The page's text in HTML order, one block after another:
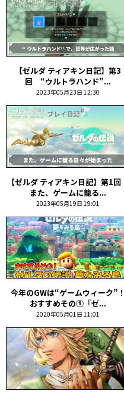
【ゼルダ ティアキン日記】第3
回 “ウルトラハンド”...
2023年05月23日 12:30
【ゼルダ ティアキン日記】第1回
また、ゲームに籠る...
2023年05月19日 19:01
今年のGWは“ゲームウィーク”！
おすすめその①『ゼ...
2020年05月01日 11:01